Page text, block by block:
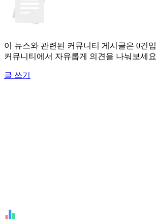
이 뉴스와 관련된 커뮤니티 게시글은 0건
커뮤니티에서 자유롭게 의견을 나눠보세
글 쓰기